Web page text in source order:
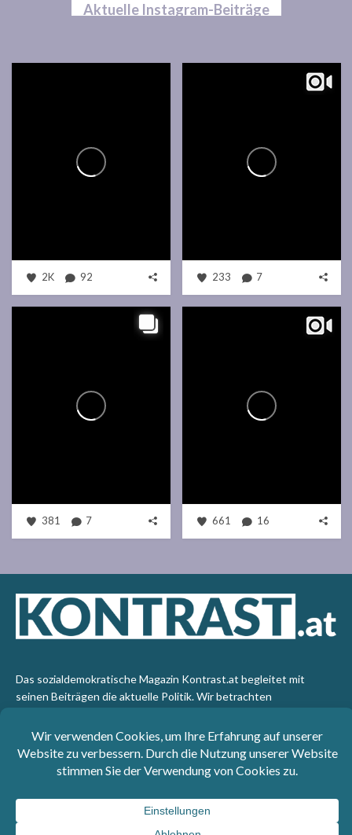
Aktuelle Instagram-Beiträge
2K 92 233 7
381 7 661 16
Das sozialdemokratische Magazin Kontrast.at begleitet mit
seinen Beiträgen die aktuelle Politik. Wir betrachten
emanzipatorischen Standpunkt aus. Kontrast wirft den Blick der
sozialen Gerechtigkeit auf die Welt.
: SPÖ-Klub - 1017 Wien - Telefon: +43 1 40110-
3393 - e-mail: redaktion@kontrast.at -